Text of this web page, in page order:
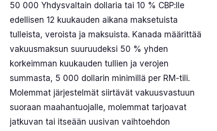
50 000 Yhdysvaltain dollaria tai 10 % CBP:lle
edellisen 12 kuukauden aikana maksetuista
tulleista, veroista ja maksuista. Kanada määrittää
vakuusmaksun suuruudeksi 50 % yhden
korkeimman kuukauden tullien ja verojen
summasta, 5 000 dollarin minimillä per RM-tili.
Molemmat järjestelmät siirtävät vakuusvastuun
suoraan maahantuojalle, molemmat tarjoavat
jatkuvan tai itseään uusivan vaihtoehdon